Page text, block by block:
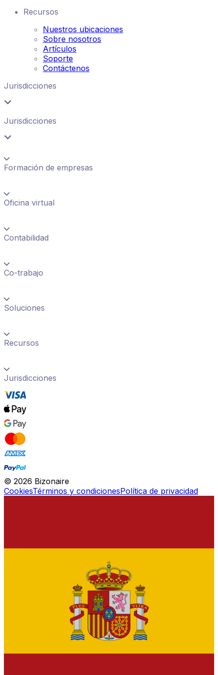
Recursos
Nuestros ubicaciones
Sobre nosotros
Artículos
Soporte
Contáctenos
Jurisdicciones
Jurisdicciones
Formación de empresas
Oficina virtual
Contabilidad
Co-trabajo
Soluciones
Recursos
Jurisdicciones
© 2026 Bizonaire
CookiesTérminos y condicionesPolítica de privacidad